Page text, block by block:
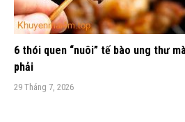
6 thói quen “nuôi” tế bào ung thư
phải
29 Tháng 7, 2026